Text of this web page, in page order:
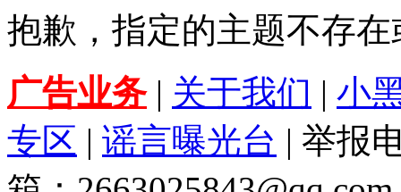
抱歉，指定的主题不存
广告业务| 关于我们 | 小
专区 | 谣言曝光台 | 举报